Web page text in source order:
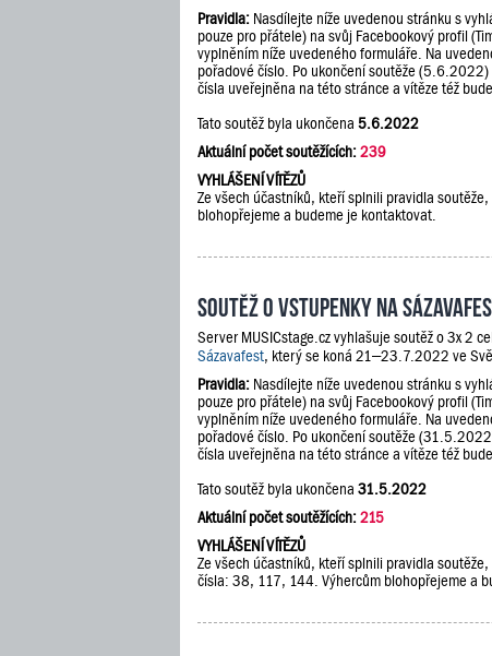
Pravidla: Nasdílejte níže uvedenou stránku s
pouze pro přátele) na svůj Facebookový profil
vyplněním níže uvedeného formuláře. Na
pořadové číslo. Po ukončení soutěže
čísla uveřejněna na této stránce a vítěze též
Tato soutěž byla ukončena 5.6.2022
Aktuální počet soutěžících:239
VYHLÁŠENÍ VÍTĚZŮ
Ze všech účastníků, kteří splnili pravidla
blohopřejeme a budeme je kontaktovat.
Soutěž o vstupenky na
Server MUSICstage.cz vyhlašuje soutěž o 3x 2
Sázavafest, který se koná 21–23.7.2022 ve
Pravidla: Nasdílejte níže uvedenou stránku s
pouze pro přátele) na svůj Facebookový profil
vyplněním níže uvedeného formuláře. Na
pořadové číslo. Po ukončení soutěže
čísla uveřejněna na této stránce a vítěze též
Tato soutěž byla ukončena 31.5.2022
Aktuální počet soutěžících:215
VYHLÁŠENÍ VÍTĚZŮ
Ze všech účastníků, kteří splnili pravidla
čísla: 38, 117, 144. Výhercům blohopřejeme a